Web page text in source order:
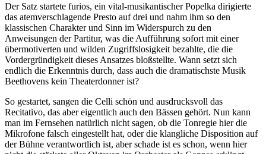
Der Satz startete furios, ein vital-musikantischer Popelka dirigierte
das atemverschlagende Presto auf drei und nahm ihm so den
klassischen Charakter und Sinn im Widerspurch zu den
Anweisungen der Partitur, was die Aufführung sofort mit einer
übermotiverten und wilden Zugriffslosigkeit bezahlte, die die
Vordergründigkeit dieses Ansatzes bloßstellte. Wann setzt sich
endlich die Erkenntnis durch, dass auch die dramatischste Musik
Beethovens kein Theaterdonner ist?
So gestartet, sangen die Celli schön und ausdrucksvoll das
Recitativo, das aber eigentlich auch den Bässen gehört. Nun kann
man im Fernsehen natürlich nicht sagen, ob die Tonregie hier die
Mikrofone falsch eingestellt hat, oder die klangliche Disposition auf
der Bühne verantwortlich ist, aber schade ist es schon, wenn hier